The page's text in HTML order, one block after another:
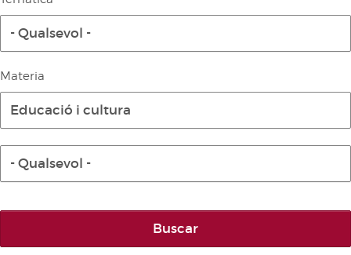
Diari de la Diputació Permanent
Publicacions no oficials
Anuari de Dret Parlamentari
Corts Forals
Altres publicacions
- Qualsevol -
Materia
Educació i cultura
- Qualsevol -
Buscar